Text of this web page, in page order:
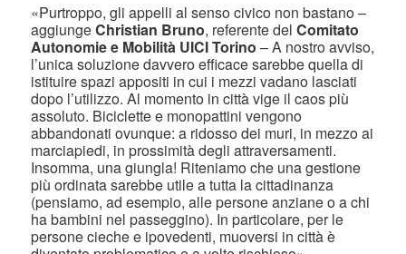
«Purtroppo, gli appelli al senso civico non bastano –
aggiungeChristian Bruno, referente delComitato
Autonomie e Mobilità UICI Torino – A nostro avviso,
l’unica soluzione davvero efficace sarebbe quella di
istituire spazi appositi in cui i mezzi vadano lasciati
dopo l’utilizzo. Al momento in città vige il caos più
assoluto. Biciclette e monopattini vengono
abbandonati ovunque: a ridosso dei muri, in mezzo ai
marciapiedi, in prossimità degli attraversamenti.
Insomma, una giungla! Riteniamo che una gestione
più ordinata sarebbe utile a tutta la cittadinanza
(pensiamo, ad esempio, alle persone anziane o a chi
ha bambini nel passeggino). In particolare, per le
persone cieche e ipovedenti, muoversi in città è